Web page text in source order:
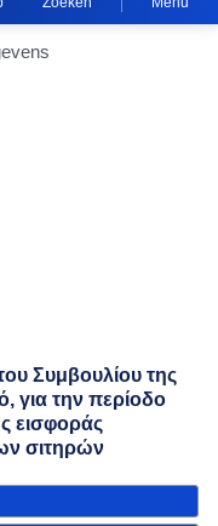
Portlet
Συμβουλίου της
για την περίοδο
εισφοράς
σιτηρών